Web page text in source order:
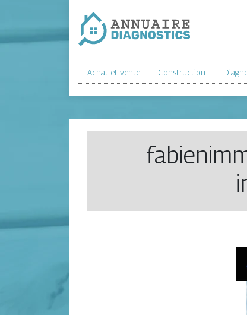
Achat et vente Construction